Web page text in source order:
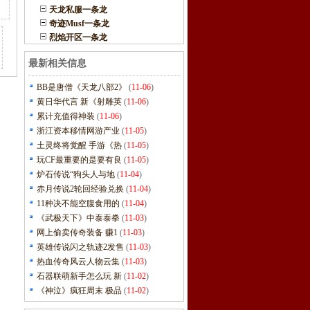
天龙私服一条龙
奇迹Musf一条龙
烈焰开区一条龙
最新相关信息
BB是唐僧《天龙八部2》 (11-06)
黄日华代言 新《射雕英 (11-06)
累计充值得神装 (11-06)
浙江资本移情网游产业 (11-05)
土灵终将觉醒 手游《热 (11-05)
玩CF最重要的是要有良 (11-05)
炉石传说“狗头人与地 (11-04)
赤月传说2轮回经验兑换 (11-04)
11种决不能空腹食用的 (11-04)
《武极天下》中泰泰拳 (11-03)
网上偷卖传奇装备 赚1 (11-03)
英雄传说闪之轨迹2发售 (11-03)
热血传奇风云人物云集 (11-03)
石器联萌新手怎么玩 新 (11-02)
《神泣》疯狂周末 极品 (11-02)